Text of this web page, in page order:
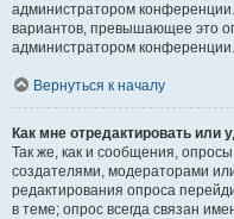
администратором
вариантов, превышающее это
администратором конференции.
Вернуться к началу
Как мне отредактировать или
Так же, как и сообщения,
создателями, модераторами
редактирования опроса
в теме; опрос всегда связан